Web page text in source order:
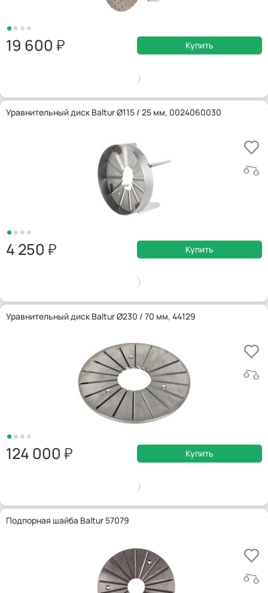
19 600 Купить
Уравнительный диск Baltur Ø115 / 25 мм, 0024060030
4 250 Купить
Уравнительный диск Baltur Ø230 / 70 мм, 44129
124 000 Купить
Подпорная шайба Baltur 57079